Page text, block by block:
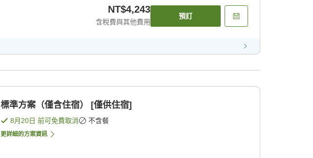
NT$4,243
含稅費與其他費用
預訂
標準方案（僅含住宿） [僅供住宿]
8月20日 前可免費取消 不含餐
更詳細的方案資訊